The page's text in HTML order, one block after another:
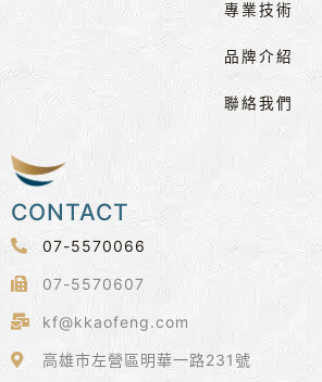
專業技術
品牌介紹
聯絡我們
CONTACT
07-5570066
07-5570607
kf@kkaofeng.com
高雄市左營區明華一路231號